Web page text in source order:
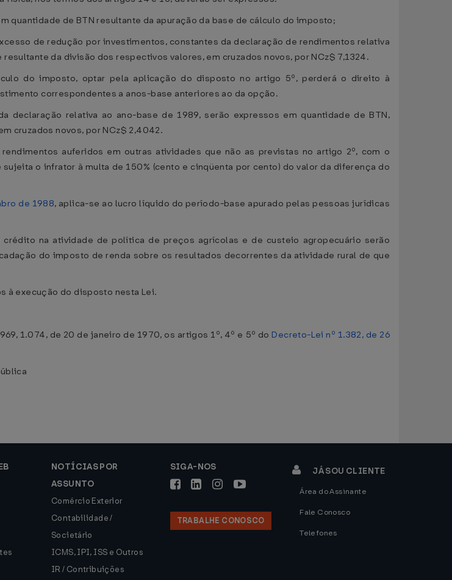
quantidade de BTN resultante da apuração da base de cálculo do imposto;
de redução por investimentos, constantes da declaração de rendimentos relativa
da divisão dos respectivos valores, em cruzados novos, por NCz$ 7,1324.
do imposto, optar pela aplicação do disposto no artigo 5º, perderá o direito à
correspondentes a anos-base anteriores ao da opção.
declaração relativa ao ano-base de 1989, serão expressos em quantidade de BTN,
cruzados novos, por NCz$ 2,4042.
auferidos em outras atividades que não as previstas no artigo 2º, com o
o infrator à multa de 150% (cento e cinqüenta por cento) do valor da diferença do
de 1988, aplica-se ao lucro líquido do período-base apurado pelas pessoas jurídicas
na atividade de política de preços agrícolas e de custeio agropecuário serão
do imposto de renda sobre os resultados decorrentes da atividade rural de que
à execução do disposto nesta Lei.
1.074, de 20 de janeiro de 1970, os artigos 1º, 4º e 5º do Decreto-Lei nº 1.382, de 26
NOTÍCIAS POR
ASSUNTO
Comércio Exterior
Contabilidade /
Societário
ICMS, IPI, ISS e Outros
IR / Contribuições
SIGA-NOS
TRABALHE CONOSCO
JÁ SOU CLIENTE
Área do Assinante
Fale Conosco
Telefones